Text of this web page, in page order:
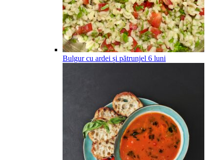
Bulgur cu ardei și pătrunjel 6 luni